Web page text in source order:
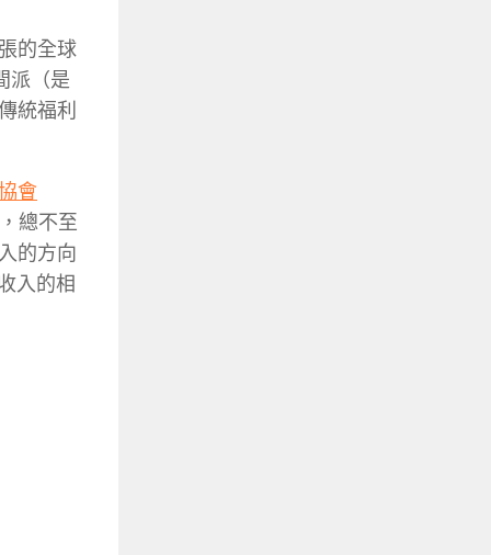
的全球
派（是
統福利
會
總不至
的方向
入的相